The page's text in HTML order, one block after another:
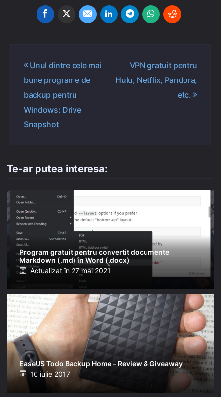
Navigare
articole
Unul dintre cele mai
bune programe de
backup pentru
Windows: Drive
Snapshot
VPN gratuit pentru
Hulu, Netflix, Pandora,
etc.
Te-ar putea interesa:
Program gratuit pentru convertit documente
Markdown (.md) în Word (.docx)
Posted
Actualizat în 27 mai 2021
EaseUS Todo Backup Home – Review & Giveaway
Posted
10 iulie 2017